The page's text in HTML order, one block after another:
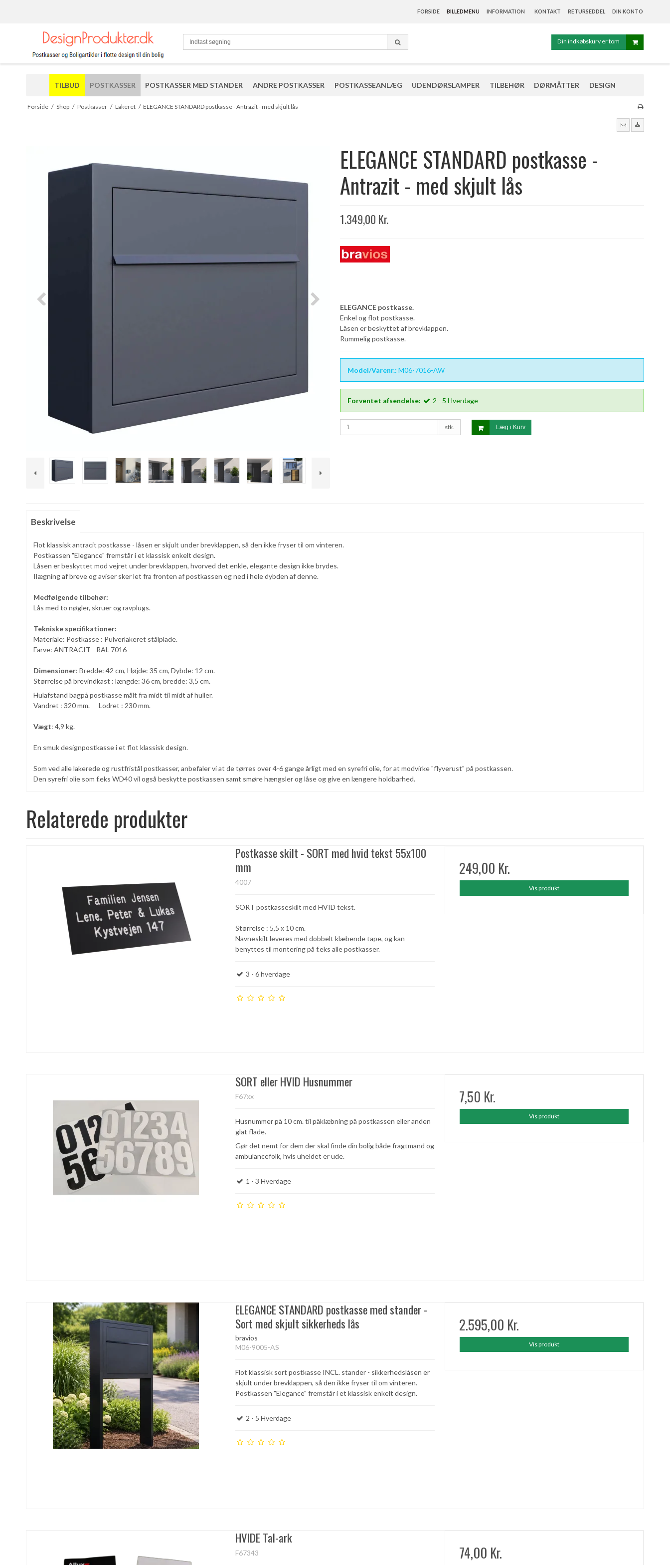
FORSIDE BILLEDMENU INFORMATION KONTAKT RETURSEDDEL DIN KONTO
Din indkøbskurv er tom
TILBUD POSTKASSER POSTKASSER MED STANDER ANDRE POSTKASSER POSTKASSEANLÆG UDENDØRSLAMPER TILBEHØR DØRMÅTTER DESIGN
Forside / Shop / Postkasser / Lakeret / ELEGANCE STANDARD postkasse - Antrazit - med skjult lås
ELEGANCE STANDARD postkasse -
Antrazit - med skjult lås
1.349,00 Kr.
ELEGANCE postkasse.
Enkel og flot postkasse.
Låsen er beskyttet af brevklappen.
Rummelig postkasse.
Model/Varenr.: M06-7016-AW
Forventet afsendelse: 2 - 5 Hverdage
stk. Læg i Kurv
Beskrivelse
Flot klassisk antracit postkasse - låsen er skjult under brevklappen, så den ikke fryser til om vinteren.
Postkassen "Elegance" fremstår i et klassisk enkelt design.
Låsen er beskyttet mod vejret under brevklappen, hvorved det enkle, elegante design ikke brydes.
Ilægning af breve og aviser sker let fra fronten af postkassen og ned i hele dybden af denne.
Medfølgende tilbehør:
Lås med to nøgler, skruer og ravplugs.
Tekniske specifikationer:
Materiale: Postkasse : Pulverlakeret stålplade.
Farve: ANTRACIT - RAL 7016
Dimensioner: Bredde: 42 cm, Højde: 35 cm, Dybde: 12 cm.
Størrelse på brevindkast : længde: 36 cm, bredde: 3,5 cm.
Hulafstand bagpå postkasse målt fra midt til midt af huller.
Vandret : 320 mm. Lodret : 230 mm.
Vægt: 4,9 kg.
En smuk designpostkasse i et flot klassisk design.
Som ved alle lakerede og rustfristål postkasser, anbefaler vi at de tørres over 4-6 gange årligt med en syrefri olie, for at modvirke "flyverust" på postkassen.
Den syrefri olie som f.eks WD40 vil også beskytte postkassen samt smøre hængsler og låse og give en længere holdbarhed.
Relaterede produkter
Postkasse skilt - SORT med hvid tekst 55x100
mm
4007
SORT postkasseskilt med HVID tekst.
Størrelse : 5,5 x 10 cm.
Navneskilt leveres med dobbelt klæbende tape, og kan
benyttes til montering på f.eks alle postkasser.
3 - 6 hverdage
249,00 Kr.
Vis produkt
SORT eller HVID Husnummer
F67xx
Husnummer på 10 cm. til påklæbning på postkassen eller anden
glat flade.
Gør det nemt for dem der skal finde din bolig både fragtmand og
ambulancefolk, hvis uheldet er ude.
1 - 3 Hverdage
7,50 Kr.
Vis produkt
ELEGANCE STANDARD postkasse med stander -
Sort med skjult sikkerheds lås
bravios
M06-9005-AS
Flot klassisk sort postkasse INCL. stander - sikkerhedslåsen er
skjult under brevklappen, så den ikke fryser til om vinteren.
Postkassen "Elegance" fremstår i et klassisk enkelt design.
2 - 5 Hverdage
2.595,00 Kr.
Vis produkt
HVIDE Tal-ark
F67343 74,00 Kr.